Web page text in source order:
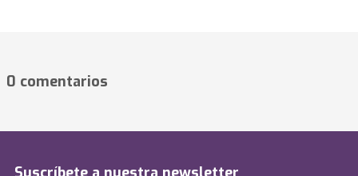
0 comentarios